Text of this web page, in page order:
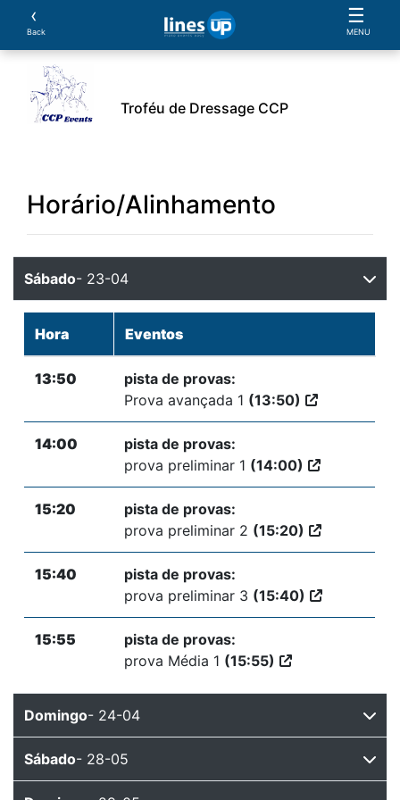
‹
Back
☰
MENU
Troféu de Dressage CCP
Horário/Alinhamento
Sábado- 23-04
Hora Eventos
13:50
pista de provas:
Prova avançada 1 (13:50)
14:00
pista de provas:
prova preliminar 1 (14:00)
15:20
pista de provas:
prova preliminar 2 (15:20)
15:40
pista de provas:
prova preliminar 3 (15:40)
15:55
pista de provas:
prova Média 1 (15:55)
Domingo- 24-04
Sábado- 28-05